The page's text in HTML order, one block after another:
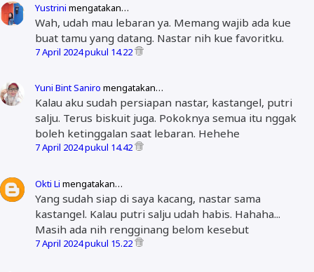
Yustrini mengatakan…
Wah, udah mau lebaran ya. Memang wajib ada kue
buat tamu yang datang. Nastar nih kue favoritku.
7 April 2024 pukul 14.22
Yuni Bint Saniro mengatakan…
Kalau aku sudah persiapan nastar, kastangel, putri
salju. Terus biskuit juga. Pokoknya semua itu nggak
boleh ketinggalan saat lebaran. Hehehe
7 April 2024 pukul 14.42
Okti Li mengatakan…
Yang sudah siap di saya kacang, nastar sama
kastangel. Kalau putri salju udah habis. Hahaha...
Masih ada nih rengginang belom kesebut
7 April 2024 pukul 15.22